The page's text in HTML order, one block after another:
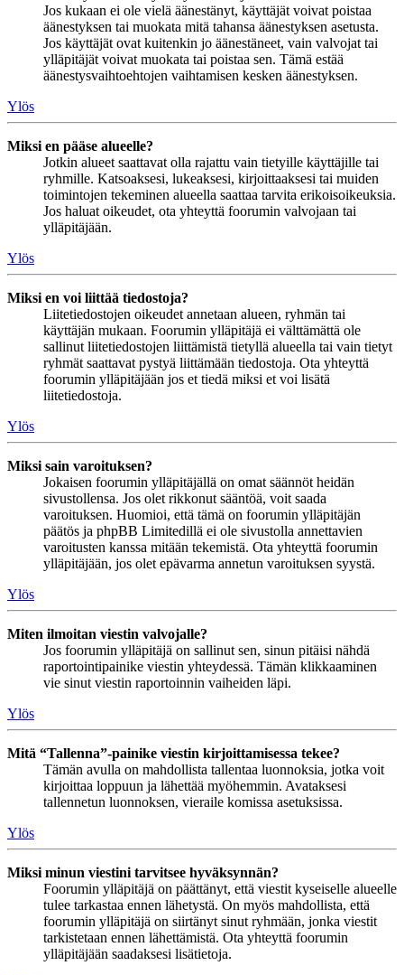
Jos kukaan ei ole vielä äänestänyt, käyttäjät voivat poistaa
äänestyksen tai muokata mitä tahansa äänestyksen asetusta.
Jos käyttäjät ovat kuitenkin jo äänestäneet, vain valvojat tai
ylläpitäjät voivat muokata tai poistaa sen. Tämä estää
äänestysvaihtoehtojen vaihtamisen kesken äänestyksen.
Ylös
Miksi en pääse alueelle?
Jotkin alueet saattavat olla rajattu vain tietyille käyttäjille tai
ryhmille. Katsoaksesi, lukeaksesi, kirjoittaaksesi tai muiden
toimintojen tekeminen alueella saattaa tarvita erikoisoikeuksia.
Jos haluat oikeudet, ota yhteyttä foorumin valvojaan tai
ylläpitäjään.
Ylös
Miksi en voi liittää tiedostoja?
Liitetiedostojen oikeudet annetaan alueen, ryhmän tai
käyttäjän mukaan. Foorumin ylläpitäjä ei välttämättä ole
sallinut liitetiedostojen liittämistä tietyllä alueella tai vain tietyt
ryhmät saattavat pystyä liittämään tiedostoja. Ota yhteyttä
foorumin ylläpitäjään jos et tiedä miksi et voi lisätä
liitetiedostoja.
Ylös
Miksi sain varoituksen?
Jokaisen foorumin ylläpitäjällä on omat säännöt heidän
sivustollensa. Jos olet rikkonut sääntöä, voit saada
varoituksen. Huomioi, että tämä on foorumin ylläpitäjän
päätös ja phpBB Limitedillä ei ole sivustolla annettavien
varoitusten kanssa mitään tekemistä. Ota yhteyttä foorumin
ylläpitäjään, jos olet epävarma annetun varoituksen syystä.
Ylös
Miten ilmoitan viestin valvojalle?
Jos foorumin ylläpitäjä on sallinut sen, sinun pitäisi nähdä
raportointipainike viestin yhteydessä. Tämän klikkaaminen
vie sinut viestin raportoinnin vaiheiden läpi.
Ylös
Mitä “Tallenna”-painike viestin kirjoittamisessa tekee?
Tämän avulla on mahdollista tallentaa luonnoksia, jotka voit
kirjoittaa loppuun ja lähettää myöhemmin. Avataksesi
tallennetun luonnoksen, vieraile komissa asetuksissa.
Ylös
Miksi minun viestini tarvitsee hyväksynnän?
Foorumin ylläpitäjä on päättänyt, että viestit kyseiselle alueelle
tulee tarkastaa ennen lähetystä. On myös mahdollista, että
foorumin ylläpitäjä on siirtänyt sinut ryhmään, jonka viestit
tarkistetaan ennen lähettämistä. Ota yhteyttä foorumin
ylläpitäjään saadaksesi lisätietoja.